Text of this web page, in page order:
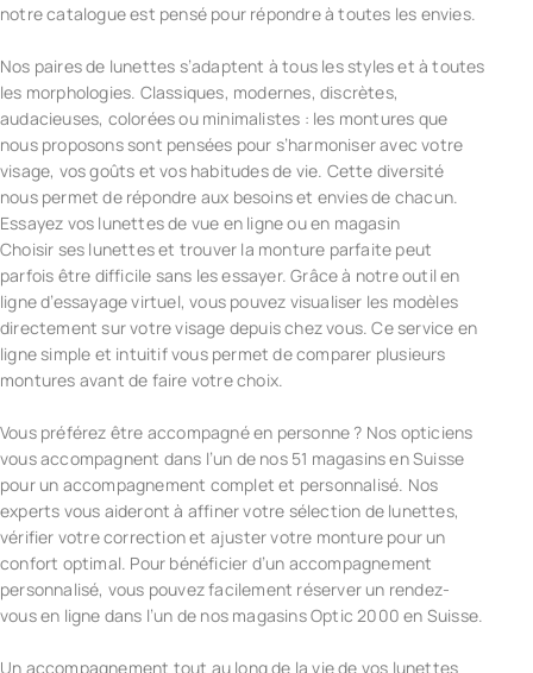
notre catalogue est pensé pour répondre à toutes les envies.
Nos paires de lunettes s’adaptent à tous les styles et à toutes
les morphologies. Classiques, modernes, discrètes,
audacieuses, colorées ou minimalistes : les montures que
nous proposons sont pensées pour s’harmoniser avec votre
visage, vos goûts et vos habitudes de vie. Cette diversité
nous permet de répondre aux besoins et envies de chacun.
Essayez vos lunettes de vue en ligne ou en magasin
Choisir ses lunettes et trouver la monture parfaite peut
parfois être difficile sans les essayer. Grâce à notre outil en
ligne d’essayage virtuel, vous pouvez visualiser les modèles
directement sur votre visage depuis chez vous. Ce service en
ligne simple et intuitif vous permet de comparer plusieurs
montures avant de faire votre choix.
Vous préférez être accompagné en personne ? Nos opticiens
vous accompagnent dans l’un de nos 51 magasins en Suisse
pour un accompagnement complet et personnalisé. Nos
experts vous aideront à affiner votre sélection de lunettes,
vérifier votre correction et ajuster votre monture pour un
confort optimal. Pour bénéficier d’un accompagnement
personnalisé, vous pouvez facilement réserver un rendez-
vous en ligne dans l’un de nos magasins Optic 2000 en Suisse.
Un accompagnement tout au long de la vie de vos lunettes